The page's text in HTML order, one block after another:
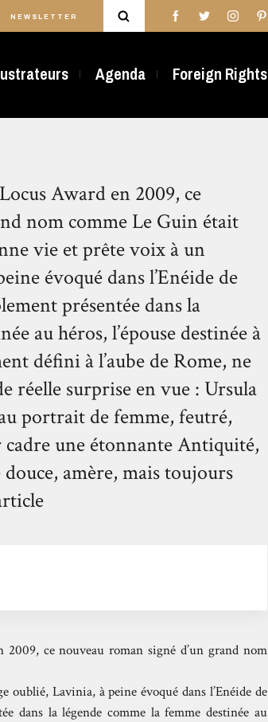
NEWSLETTER
Agenda Foreign Rights
Award en 2009, ce
nom comme Le Guin était
vie et prête voix à un
évoqué dans l’Enéide de
présentée dans la
au héros, l’épouse destinée à
défini à l’aube de Rome, ne
réelle surprise en vue : Ursula
portrait de femme, feutré,
une étonnante Antiquité,
amère, mais toujours
ce nouveau roman signé d’un grand nom
Lavinia, à peine évoqué dans l’Enéide de
dans la légende comme la femme destinée au